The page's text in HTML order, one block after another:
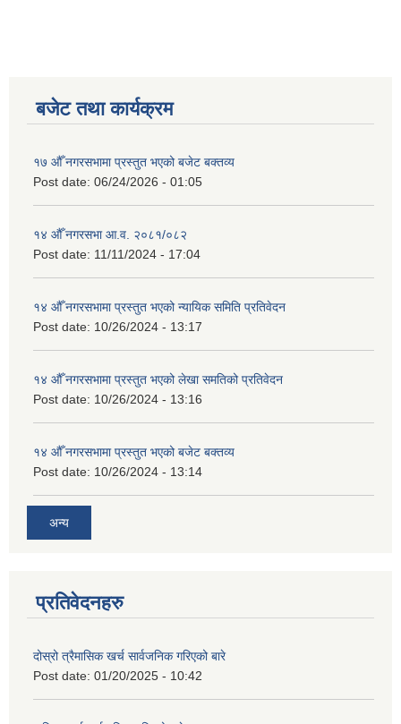
बजेट तथा कार्यक्रम
१७ औँ नगरसभामा प्रस्तुत भएको बजेट बक्तव्य
Post date: 06/24/2026 - 01:05
१४ औँ नगरसभा आ.व. २०८१/०८२
Post date: 11/11/2024 - 17:04
१४ औँ नगरसभामा प्रस्तुत भएको न्यायिक समिति प्रतिवेदन
Post date: 10/26/2024 - 13:17
१४ औँ नगरसभामा प्रस्तुत भएको लेखा समतिको प्रतिवेदन
Post date: 10/26/2024 - 13:16
१४ औँ नगरसभामा प्रस्तुत भएको बजेट बक्तव्य
Post date: 10/26/2024 - 13:14
अन्य
प्रतिवेदनहरु
दोस्रो त्रैमासिक खर्च सार्वजनिक गरिएको बारे
Post date: 01/20/2025 - 10:42